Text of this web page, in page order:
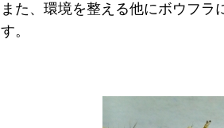
また、環境を整える他にボウフラ
す。